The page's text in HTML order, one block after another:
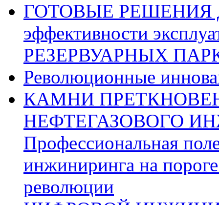
ГОТОВЫЕ РЕШЕНИЯ
эффективности
РЕЗЕРВУАРНЫХ
Революционные
КАМНИ
НЕФТЕГАЗОВОГО
Профессиональная
инжиниринга на
революции